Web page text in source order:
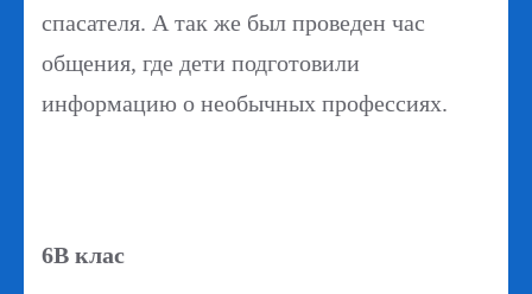
спасателя. А так же был проведен час
общения, где дети подготовили
информацию о необычных профессиях.
6В клас